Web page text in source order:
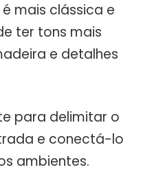
mais clássica e
ter tons mais
e detalhes
para delimitar o
e conectá-lo
ambientes.